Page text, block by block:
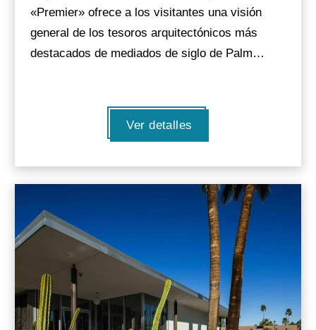
«Premier» ofrece a los visitantes una visión
general de los tesoros arquitectónicos más
destacados de mediados de siglo de Palm…
Ver detalles